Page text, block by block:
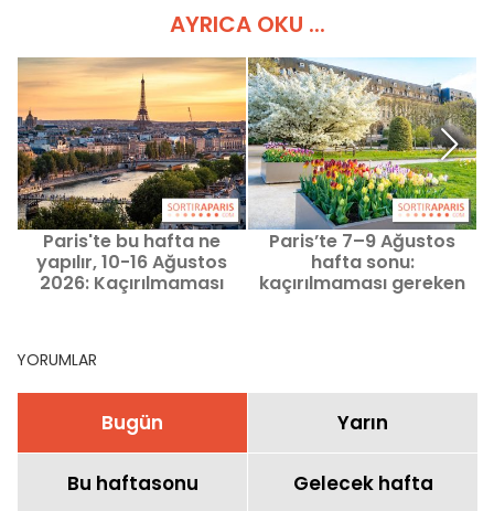
AYRICA OKU ...
Paris'te bu hafta ne
yapılır, 10-16 Ağustos
2026: Kaçırılmaması
Paris’te 7–9 Ağustos
hafta sonu:
kaçırılmaması gereken
YORUMLAR
Bugün Yarın
Bu haftasonu Gelecek hafta